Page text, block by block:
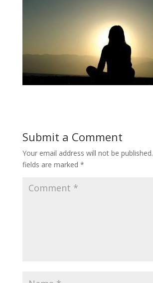
Submit a Comment
Your email address will not be published.
fields are marked *